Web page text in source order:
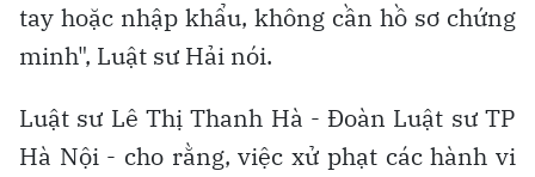
tay hoặc nhập khẩu, không cần hồ sơ chứng
minh", Luật sư Hải nói.
Luật sư Lê Thị Thanh Hà - Đoàn Luật sư TP
Hà Nội - cho rằng, việc xử phạt các hành vi